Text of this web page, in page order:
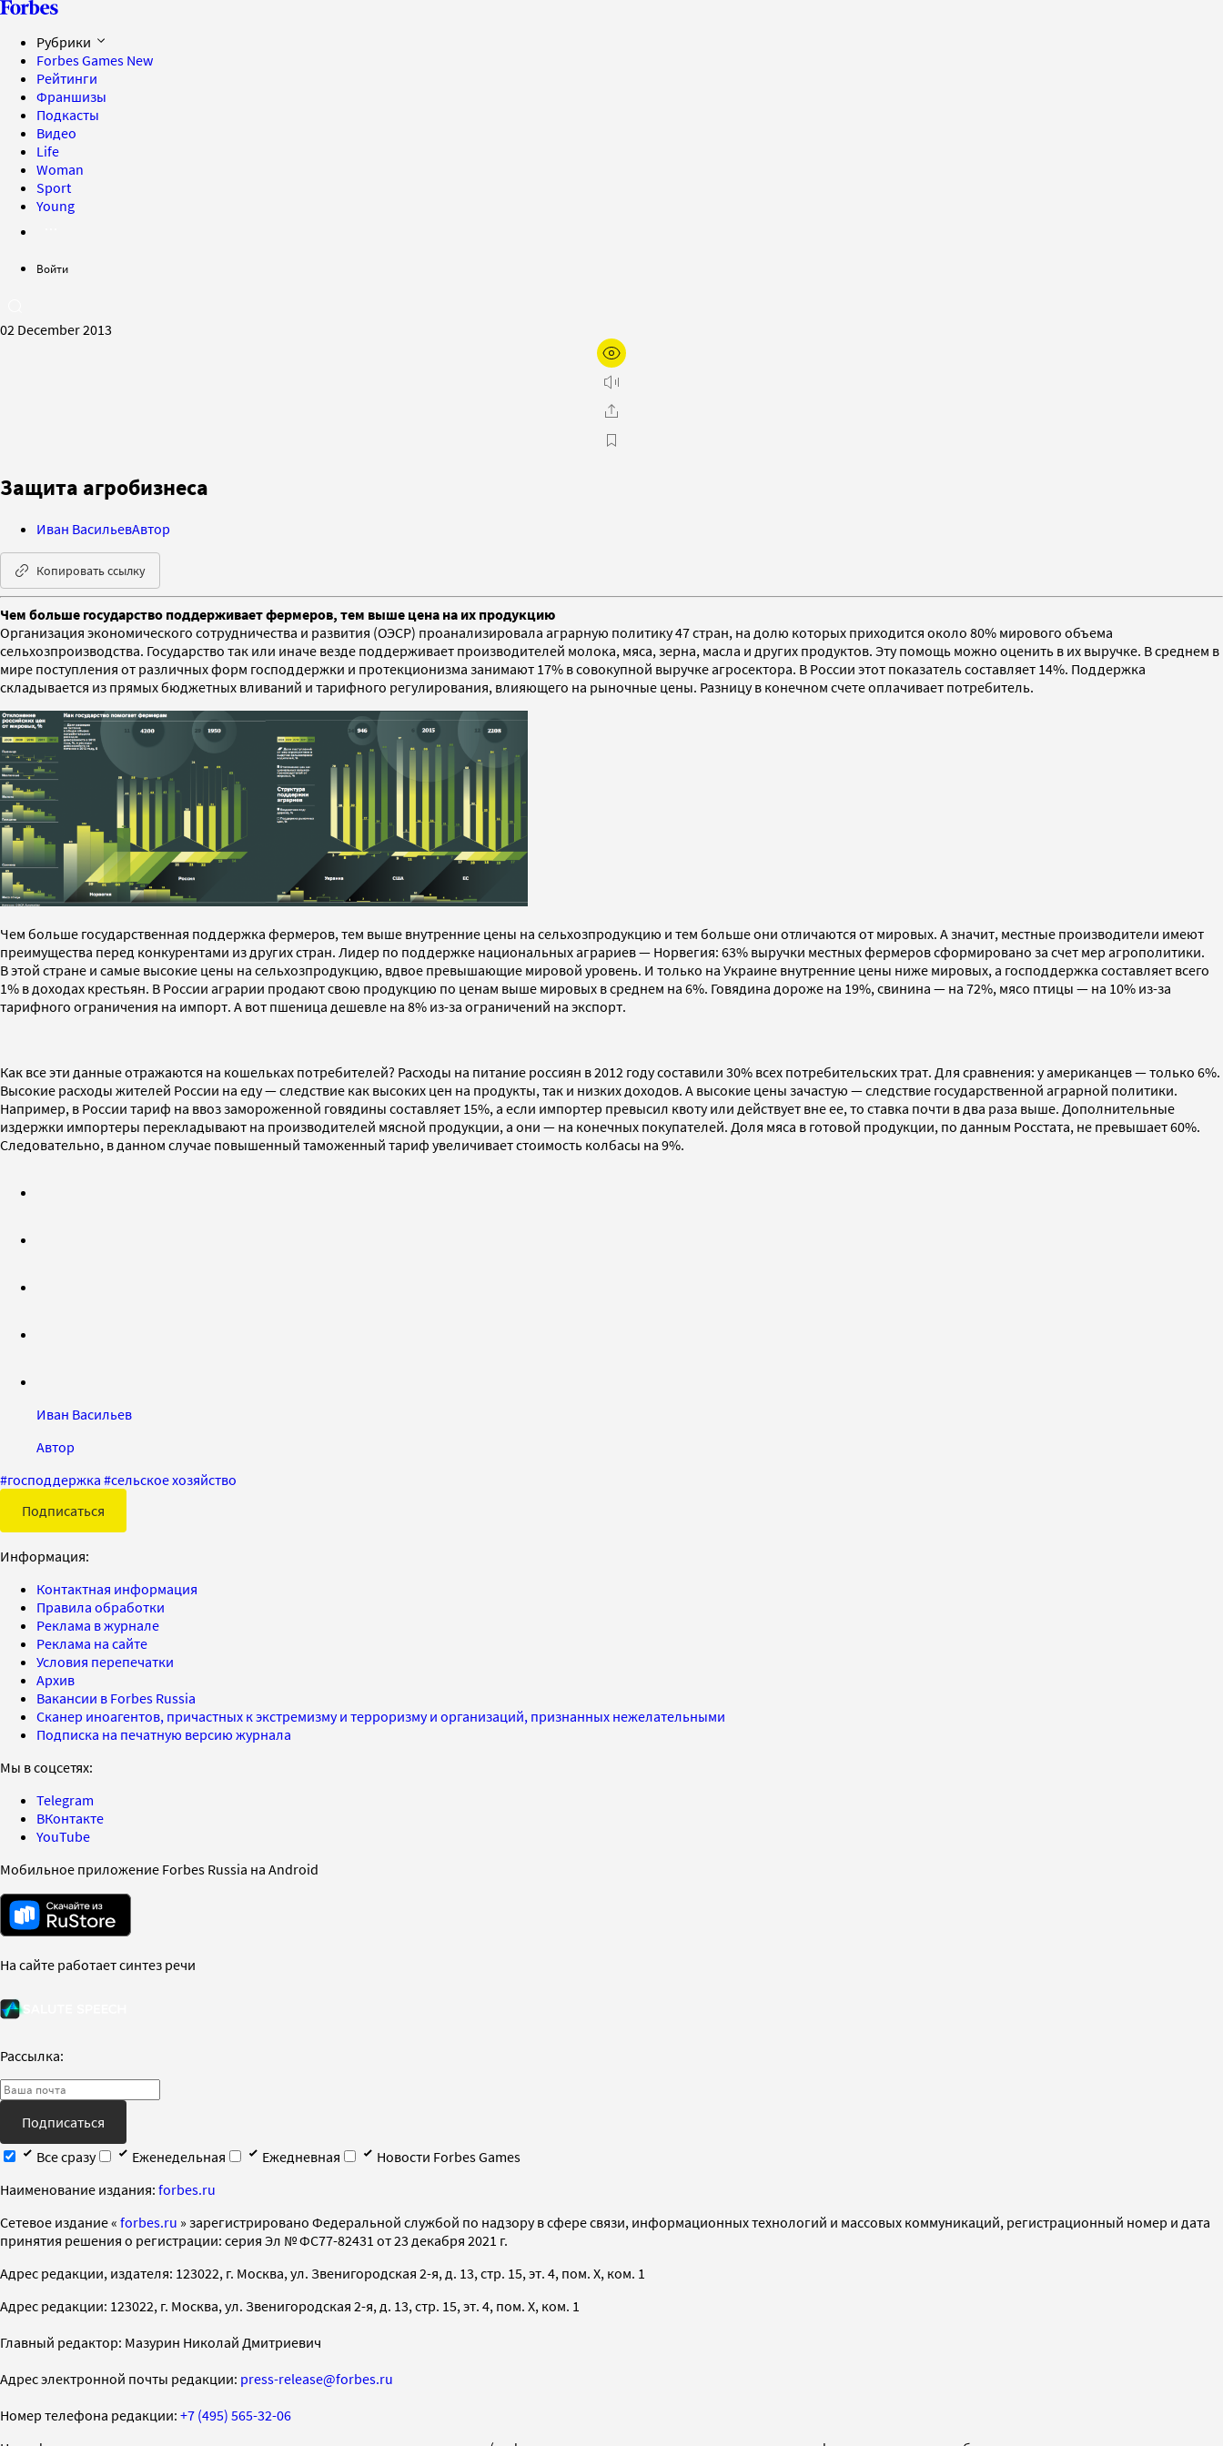
Рубрики
Forbes Games New
Рейтинги
Франшизы
Подкасты
Видео
Life
Woman
Sport
Young
Войти
02 December 2013
Защита агробизнеса
Иван ВасильевАвтор
Копировать ссылку
Чем больше государство поддерживает фермеров, тем выше цена на их продукцию
Организация экономического сотрудничества и развития (ОЭСР) проанализировала аграрную политику 47 стран, на долю которых приходится около 80% мирового объема
сельхозпроизводства. Государство так или иначе везде поддерживает производителей молока, мяса, зерна, масла и других продуктов. Эту помощь можно оценить в их выручке. В среднем в
мире поступления от различных форм господдержки и протекционизма занимают 17% в совокупной выручке агросектора. В России этот показатель составляет 14%. Поддержка
складывается из прямых бюджетных вливаний и тарифного регулирования, влияющего на рыночные цены. Разницу в конечном счете оплачивает потребитель.
Чем больше государственная поддержка фермеров, тем выше внутренние цены на сельхозпродукцию и тем больше они отличаются от мировых. А значит, местные производители имеют
преимущества перед конкурентами из других стран. Лидер по поддержке национальных аграриев — Норвегия: 63% выручки местных фермеров сформировано за счет мер агрополитики.
В этой стране и самые высокие цены на сельхозпродукцию, вдвое превышающие мировой уровень. И только на Украине внутренние цены ниже мировых, а господдержка составляет всего
1% в доходах крестьян. В России аграрии продают свою продукцию по ценам выше мировых в среднем на 6%. Говядина дороже на 19%, свинина — на 72%, мясо птицы — на 10% из-за
тарифного ограничения на импорт. А вот пшеница дешевле на 8% из-за ограничений на экспорт.
Как все эти данные отражаются на кошельках потребителей? Расходы на питание россиян в 2012 году составили 30% всех потребительских трат. Для сравнения: у американцев — только 6%.
Высокие расходы жителей России на еду — следствие как высоких цен на продукты, так и низких доходов. А высокие цены зачастую — следствие государственной аграрной политики.
Например, в России тариф на ввоз замороженной говядины составляет 15%, а если импортер превысил квоту или действует вне ее, то ставка почти в два раза выше. Дополнительные
издержки импортеры перекладывают на производителей мясной продукции, а они — на конечных покупателей. Доля мяса в готовой продукции, по данным Росстата, не превышает 60%.
Следовательно, в данном случае повышенный таможенный тариф увеличивает стоимость колбасы на 9%.
Иван Васильев
Автор
#господдержка #сельское хозяйство
Подписаться
Информация:
Контактная информация
Правила обработки
Реклама в журнале
Реклама на сайте
Условия перепечатки
Архив
Вакансии в Forbes Russia
Сканер иноагентов, причастных к экстремизму и терроризму и организаций, признанных нежелательными
Подписка на печатную версию журнала
Мы в соцсетях:
Telegram
ВКонтакте
YouTube
Мобильное приложение Forbes Russia на Android
На сайте работает синтез речи
Рассылка:
Подписаться
Все сразу
Еженедельная Ежедневная
Новости Forbes Games
Наименование издания: forbes.ru
Cетевое издание « forbes.ru » зарегистрировано Федеральной службой по надзору в сфере связи, информационных технологий и массовых коммуникаций, регистрационный номер и дата
принятия решения о регистрации: серия Эл № ФС77-82431 от 23 декабря 2021 г.
Адрес редакции, издателя: 123022, г. Москва, ул. Звенигородская 2-я, д. 13, стр. 15, эт. 4, пом. X, ком. 1
Адрес редакции: 123022, г. Москва, ул. Звенигородская 2-я, д. 13, стр. 15, эт. 4, пом. X, ком. 1
Главный редактор: Мазурин Николай Дмитриевич
Адрес электронной почты редакции: press-release@forbes.ru
Номер телефона редакции: +7 (495) 565-32-06